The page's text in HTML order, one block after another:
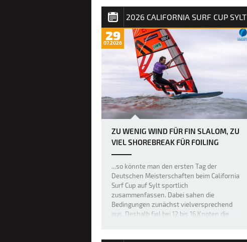
2026 CALIFORNIA SURF CUP SYLT
29
07.2026
ZU WENIG WIND FÜR FIN SLALOM, ZU
VIEL SHOREBREAK FÜR FOILING
...so könnte man den ersten Tag der
Deutschen Meisterschaften beim California
Surf Cup auf Sylt sportlich
zusammenfassen. Dabei sahen die
Bedingungen zunächst vielversprechend
aus. Deshalb fiel bei 12 bis 16 Knoten die